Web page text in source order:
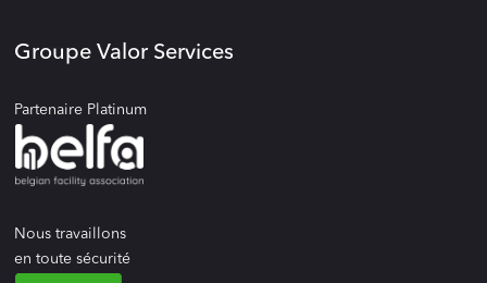
Groupe Valor Services
Partenaire Platinum
Nous travaillons
en toute sécurité